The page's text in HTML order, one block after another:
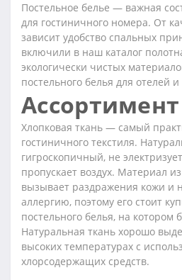
Постельное белье — важная
для гостиничного номера. От
зависит удобство спальных
включили в наш каталог
экологически чистых
постельного белья для отелей и
Хлопковая ткань — самый
гостиничного текстиля.
гигроскопичный, не
пропускает воздух. Материал
вызывает раздражения кожи и
аллергию, поэтому его стоит
постельного белья, на котором
Натуральная ткань хорошо
высоких температурах с
хлорсодержащих средств.